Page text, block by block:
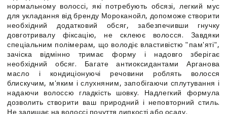
-
Мус
для
надання
об&#39;єму
-
Мус
для
надання
об&#39;єму
нормальному волоссі, які потребують обсязі, легкий мус
для укладання від бренду Мороканойл, допоможе створити
необхідний додатковий обсяг, забезпечивши гнучку
довготривалу фіксацію, не склеює волосся. Завдяки
спеціальним полімерам, що володіє властивістю "пам'яті",
зачіска відмінно тримає форму і надовго зберігає
необхідний обсяг. Багате антиоксидантами Арганова
масло і кондиціонуючі речовини роблять волосся
блискучим, м'яким і слухняним, запобігаючи сплутування і
надаючи волоссю гладкість шовку. Надлегкий формула
дозволить створити ваш природний і неповторний стиль.
Не залишає на волоссі почуття липкості або осаду.